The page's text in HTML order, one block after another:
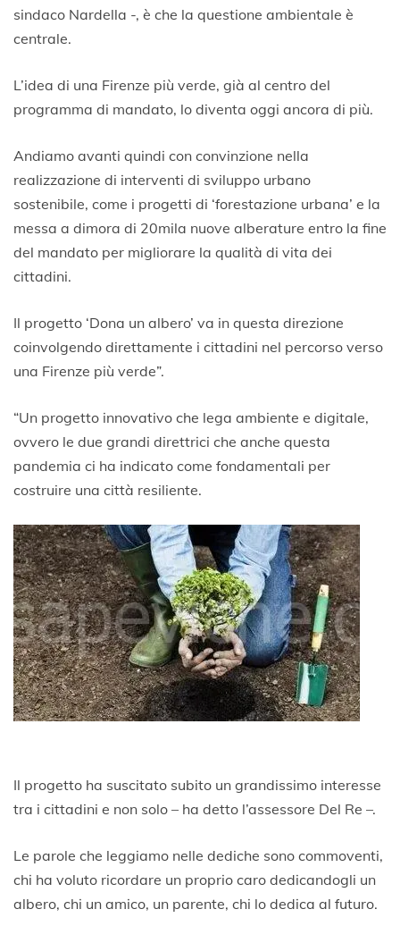
sindaco Nardella -, è che la questione ambientale è
centrale.
L’idea di una Firenze più verde, già al centro del
programma di mandato, lo diventa oggi ancora di più.
Andiamo avanti quindi con convinzione nella
realizzazione di interventi di sviluppo urbano
sostenibile, come i progetti di ‘forestazione urbana’ e la
messa a dimora di 20mila nuove alberature entro la fine
del mandato per migliorare la qualità di vita dei
cittadini.
Il progetto ‘Dona un albero’ va in questa direzione
coinvolgendo direttamente i cittadini nel percorso verso
una Firenze più verde”.
“Un progetto innovativo che lega ambiente e digitale,
ovvero le due grandi direttrici che anche questa
pandemia ci ha indicato come fondamentali per
costruire una città resiliente.
Il progetto ha suscitato subito un grandissimo interesse
tra i cittadini e non solo – ha detto l’assessore Del Re –.
Le parole che leggiamo nelle dediche sono commoventi,
chi ha voluto ricordare un proprio caro dedicandogli un
albero, chi un amico, un parente, chi lo dedica al futuro.